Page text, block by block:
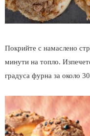
Покрийте с намаслено
минути на топло.
градуса фурна за около